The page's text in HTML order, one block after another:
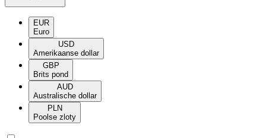
EUR
Euro
USD
Amerikaanse dollar
GBP
Brits pond
AUD
Australische dollar
PLN
Poolse zloty